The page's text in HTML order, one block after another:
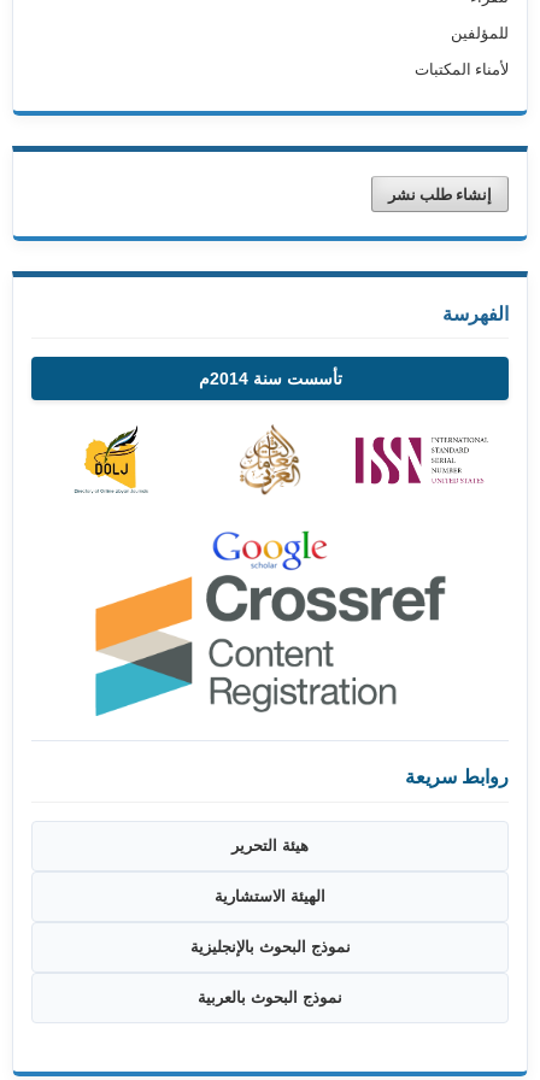
للمؤلفين
لأمناء المكتبات
إنشاء طلب نشر
الفهرسة
تأسست سنة 2014م
روابط سريعة
هيئة التحرير
الهيئة الاستشارية
نموذج البحوث بالإنجليزية
نموذج البحوث بالعربية